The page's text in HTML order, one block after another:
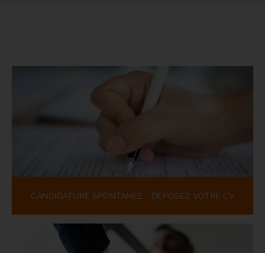
CANDIDATURE SPONTANÉE - DÉPOSEZ VOTRE CV